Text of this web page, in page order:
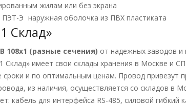
жилам или без экрана
ПЭТ-Э наружная оболочка из ПВХ пластиката
Склад»
108х1 (разные сечения) от надежных заводов и
имеет свои склады хранения в Москве и
и по оптимальным ценам. Провод привезут
из наличия, осуществляется со складов в
кабель для интерфейса RS-485, силовой гибкий